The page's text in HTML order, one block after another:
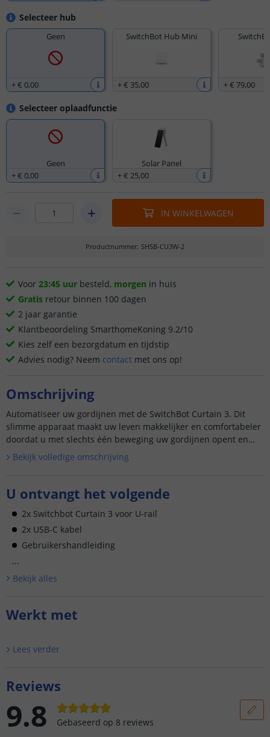
Selecteer hub
Geen
+€ 0,00
SwitchBot Hub Mini
+€ 35,00 +€ 79,00
Selecteer oplaadfunctie
Geen
+€ 0,00
Solar Panel
+€ 25,00
IN WINKELWAGEN
Productnummer: SHSB-CU3W-2
Voor 23:45 uur besteld, morgen in huis
Gratis retour binnen 100 dagen
2 jaar garantie
Klantbeoordeling SmarthomeKoning 9.2/10
Kies zelf een bezorgdatum en tijdstip
Advies nodig? Neem contact met ons op!
Omschrijving
Automatiseer uw gordijnen met de SwitchBot Curtain 3. Dit
slimme apparaat maakt uw leven makkelijker en comfortabeler
doordat u met slechts één beweging uw gordijnen opent en
sluit. Dit specifieke model past op alle gangbare gordijnroede...
Bekijk volledige omschrijving
U ontvangt het volgende
2x Switchbot Curtain 3 voor U-rail
2x USB-C kabel
Gebruikershandleiding
...
Bekijk alles
Werkt met
Lees verder
Reviews
9.8 Gebaseerd op 8 reviews